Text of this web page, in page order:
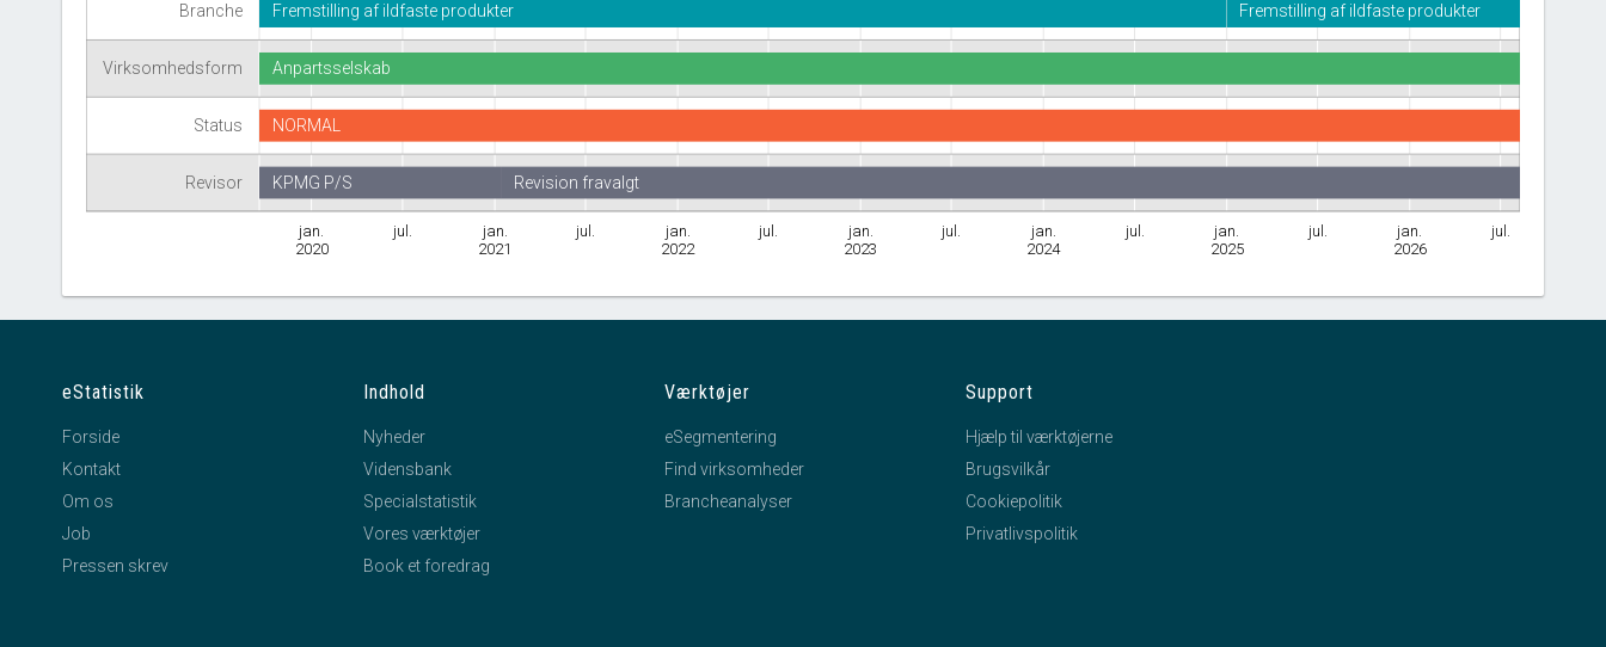
Branche
Virksomhedsform
Status
Revisor
jan.
2020
jul.
jan.
2021
jul.
jan.
2022
jul.
jan.
2023
jul.
jan.
2024
jul.
jan.
2025
jul.
jan.
2026
jul.
Fremstilling af ildfaste produkter Fremstilling af ildfaste produkter
Anpartsselskab
NORMAL
KPMG P/S Revision fravalgt
eStatistik
Forside
Kontakt
Om os
Job
Pressen skrev
Indhold
Nyheder
Vidensbank
Specialstatistik
Vores værktøjer
Book et foredrag
Værktøjer
eSegmentering
Find virksomheder
Brancheanalyser
Support
Hjælp til værktøjerne
Brugsvilkår
Cookiepolitik
Privatlivspolitik